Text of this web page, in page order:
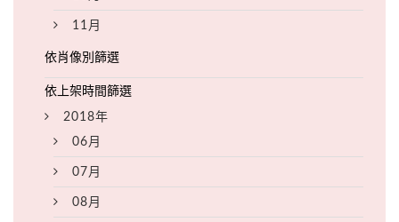
11月
2018年
06月
07月
08月